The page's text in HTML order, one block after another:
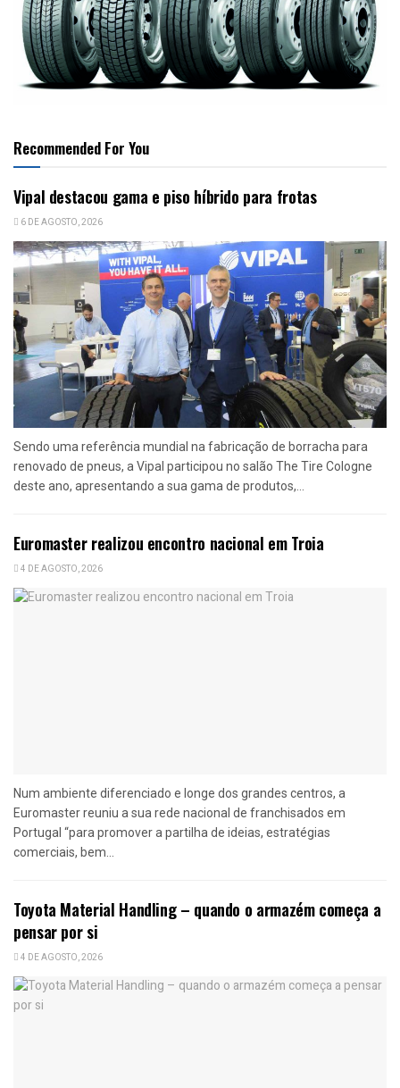
Recommended For You
Vipal destacou gama e piso híbrido para frotas
6 DE AGOSTO, 2026
Sendo uma referência mundial na fabricação de borracha para
renovado de pneus, a Vipal participou no salão The Tire Cologne
deste ano, apresentando a sua gama de produtos,...
Euromaster realizou encontro nacional em Troia
4 DE AGOSTO, 2026
Num ambiente diferenciado e longe dos grandes centros, a
Euromaster reuniu a sua rede nacional de franchisados em
Portugal “para promover a partilha de ideias, estratégias
comerciais, bem...
Toyota Material Handling – quando o armazém começa a
pensar por si
4 DE AGOSTO, 2026